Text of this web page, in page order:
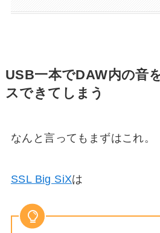
USB一本でDAW内の音
スできてしまう
なんと言ってもまずはこれ。
SSL Big SiXは